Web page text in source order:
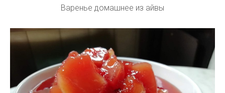
Варенье домашнее из айвы